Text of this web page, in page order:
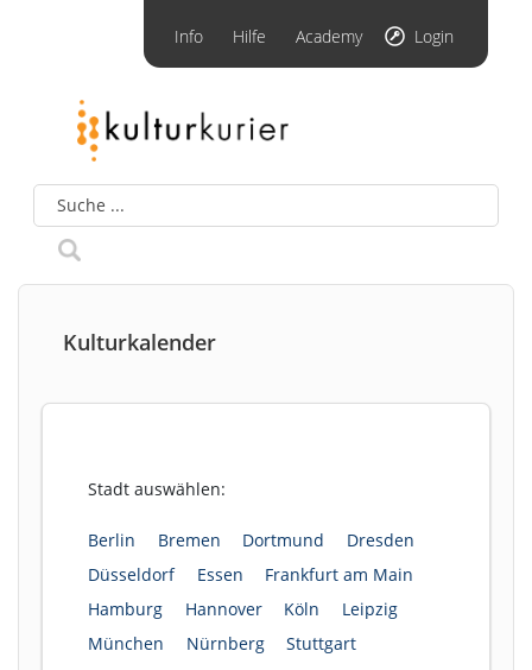
Info Hilfe Academy Login
Kulturkalender
Stadt auswählen:
Berlin Bremen Dortmund
Dresden
Düsseldorf
Essen
Frankfurt am Main
Hamburg
Hannover Köln
Leipzig
München
Nürnberg Stuttgart